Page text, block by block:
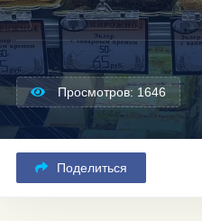
Просмотров: 1646
Поделиться